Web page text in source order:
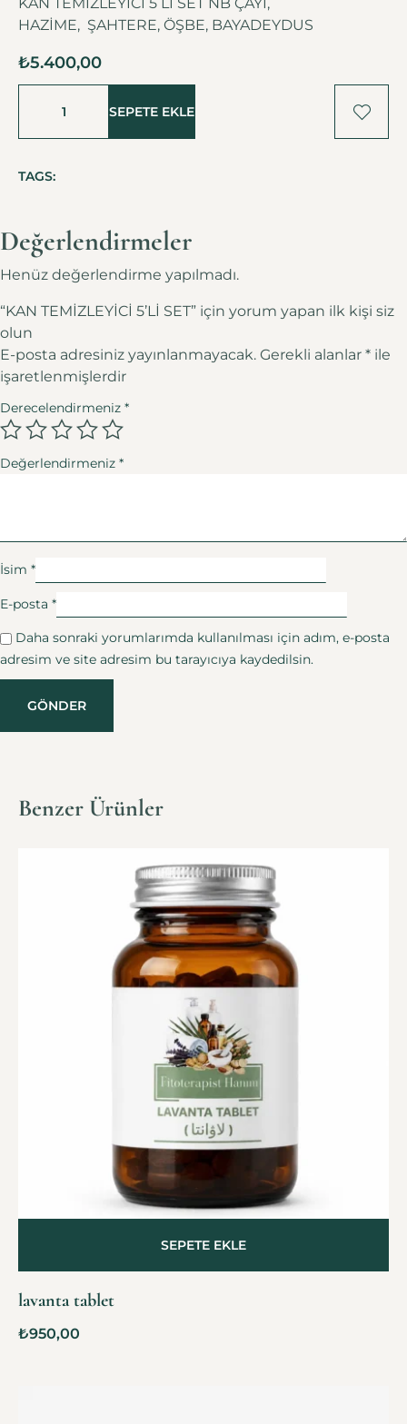
HAZİME, ŞAHTERE, ÖŞBE, BAYADEYDUS
₺5.400,00
SEPETE EKLE
TAGS:
Değerlendirmeler
Henüz değerlendirme yapılmadı.
“KAN TEMİZLEYİCİ 5’Lİ SET” için yorum yapan ilk kişi siz
olun
E-posta adresiniz yayınlanmayacak. Gerekli alanlar * ile
işaretlenmişlerdir
Derecelendirmeniz *
Değerlendirmeniz *
İsim *
E-posta *
Daha sonraki yorumlarımda kullanılması için adım, e-posta
adresim ve site adresim bu tarayıcıya kaydedilsin.
Benzer Ürünler
lavanta tablet
₺950,00
SEPETE EKLE